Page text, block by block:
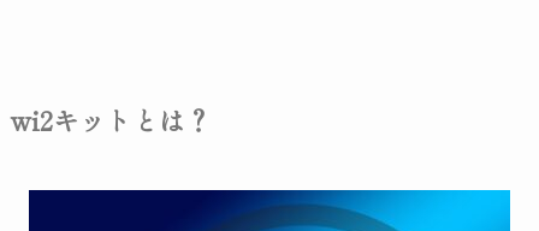
wi2キットとは？